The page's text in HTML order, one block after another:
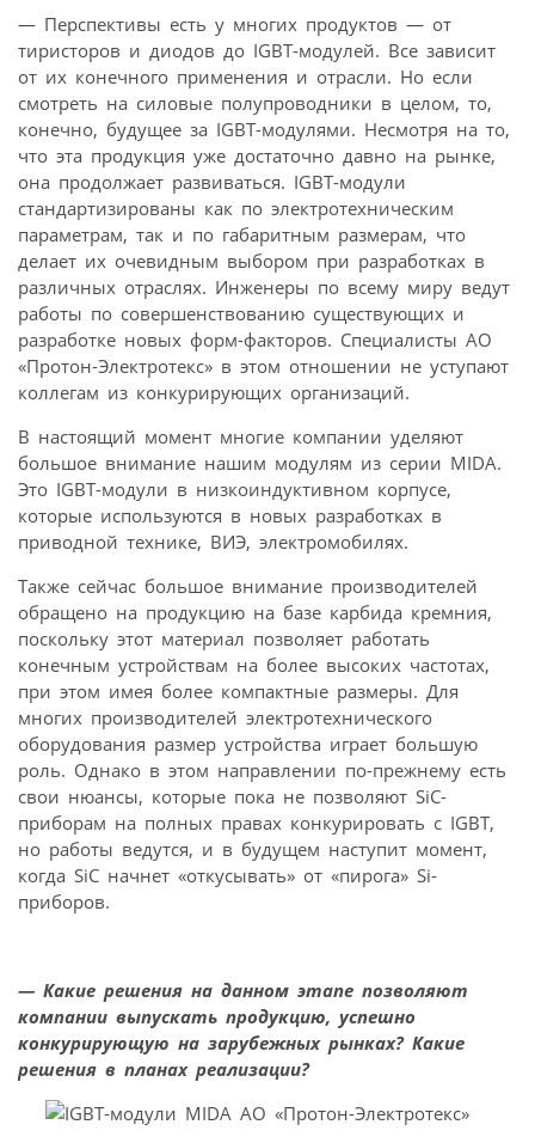
— Перспективы есть у многих продуктов — от
тиристоров и диодов до IGBT-модулей. Все зависит
от их конечного применения и отрасли. Но если
смотреть на силовые полупроводники в целом, то,
конечно, будущее за IGBT-модулями. Несмотря на то,
что эта продукция уже достаточно давно на рынке,
она продолжает развиваться. IGBT-модули
стандартизированы как по электротехническим
параметрам, так и по габаритным размерам, что
делает их очевидным выбором при разработках в
различных отраслях. Инженеры по всему миру ведут
работы по совершенствованию существующих и
разработке новых форм-факторов. Специалисты АО
«Протон-Электротекс» в этом отношении не уступают
коллегам из конкурирующих организаций.
В настоящий момент многие компании уделяют
большое внимание нашим модулям из серии MIDA.
Это IGBT-модули в низкоиндуктивном корпусе,
которые используются в новых разработках в
приводной технике, ВИЭ, электромобилях.
Также сейчас большое внимание производителей
обращено на продукцию на базе карбида кремния,
поскольку этот материал позволяет работать
конечным устройствам на более высоких частотах,
при этом имея более компактные размеры. Для
многих производителей электротехнического
оборудования размер устройства играет большую
роль. Однако в этом направлении по-прежнему есть
свои нюансы, которые пока не позволяют SiC-
приборам на полных правах конкурировать с IGBT,
но работы ведутся, и в будущем наступит момент,
когда SiC начнет «откусывать» от «пирога» Si-
приборов.
— Какие решения на данном этапе позволяют
компании выпускать продукцию, успешно
конкурирующую на зарубежных рынках? Какие
решения в планах реализации?